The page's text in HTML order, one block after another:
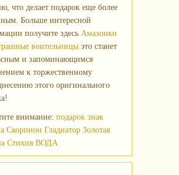
что делает подарок еще более
Больше интересной
получите здесь Амазонки
воительницы это станет
и запоминающимся
к торжественному
этого оригинального
внимание: подарок знак
Скорпион Гладиатор Золотая
Стихия ВОДА